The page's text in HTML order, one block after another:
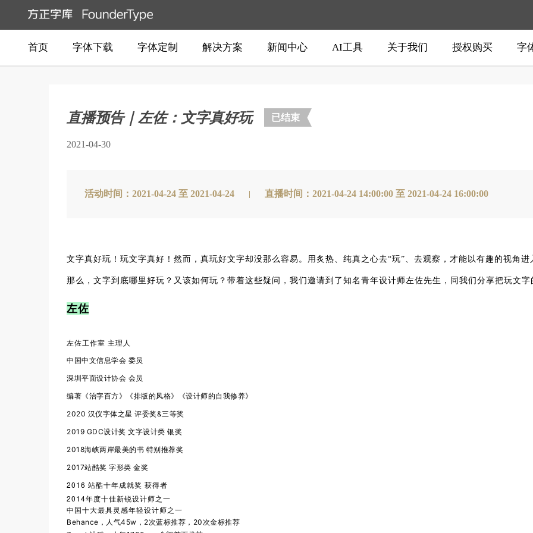
首页 字体下载 字体定制 解决方案 新闻中心 AI工具 关于我们 授权购买 字
直播预告｜左佐：文字真好玩 已结束
2021-04-30
活动时间：2021-04-24 至 2021-04-24 直播时间：2021-04-24 14:00:00 至 2021-04-24 16:00:00
文字真好玩！玩文字真好！然而，真玩好文字却没那么容易。用炙热、纯真之心去“玩”、去观察，才能以有趣的视角
那么，文字到底哪里好玩？又该如何玩？带着这些疑问，我们邀请到了知名青年设计师左佐先生，同我们分享把玩文字
左佐
左佐工作室 主理人
中国中文信息学会 委员
深圳平面设计协会 会员
编著《治字百方》《排版的风格》《设计师的自我修养》
2020 汉仪字体之星 评委奖&三等奖
2019 GDC设计奖 文字设计类 银奖
2018海峡两岸最美的书 特别推荐奖
2017站酷奖 字形类 金奖
2016 站酷十年成就奖 获得者
2014年度十佳新锐设计师之一
中国十大最具灵感年轻设计师之一
Behance，人气45w，2次蓝标推荐，20次金标推荐